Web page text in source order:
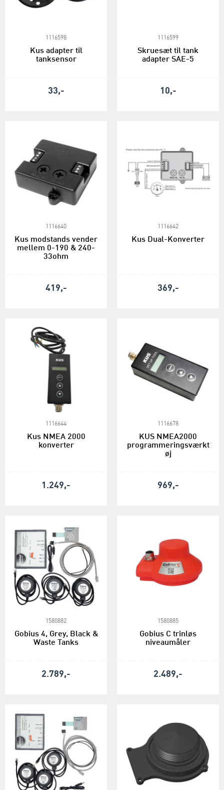
1116598
Kus adapter til
tanksensor
33,-
1116599
Skruesæt til tank
adapter SAE-5
10,-
1116640
Kus modstands vender
mellem 0-190 & 240-
33ohm
419,-
1116642
Kus Dual-Konverter
369,-
1116644
Kus NMEA 2000
konverter
1.249,-
1116678
KUS NMEA2000
programmeringsværkt
øj
969,-
1580882
Gobius 4, Grey, Black &
Waste Tanks
2.789,-
1580885
Gobius C trinløs
niveaumåler
2.489,-